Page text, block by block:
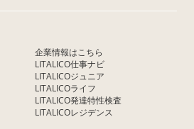
企業情報はこちら
LITALICO仕事ナビ
LITALICOジュニア
LITALICOライフ
LITALICO発達特性検査
LITALICOレジデンス